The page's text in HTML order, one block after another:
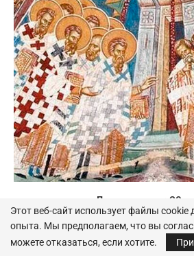
Даты и люди: 29
Этот веб-сайт использует файлы
опыта. Мы предполагаем, что вы
можете отказаться, если хотите.